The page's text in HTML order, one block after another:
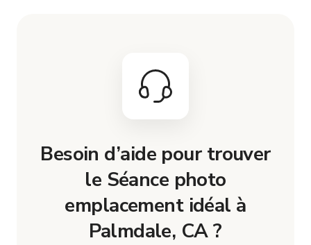
Besoin d’aide pour trouver
le Séance photo
emplacement idéal à
Palmdale, CA ?